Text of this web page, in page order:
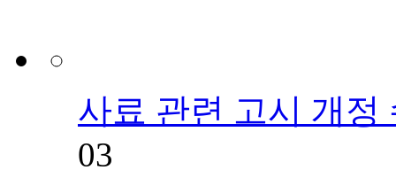
사료 관련 고시 개정
03